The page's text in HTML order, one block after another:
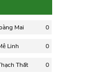
Mai 0
Linh 0
Thất 0